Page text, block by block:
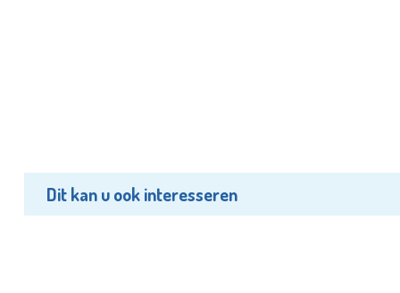
Dit kan u ook interesseren